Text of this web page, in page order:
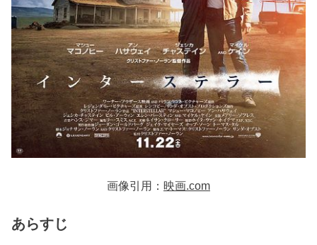
画像引用： 映画.com
あらすじ